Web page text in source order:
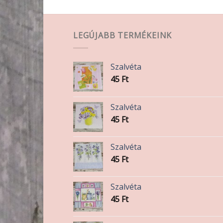
van.
változatok
LEGÚJABB TERMÉKEINK
Szalvéta
45 Ft
Szalvéta
45 Ft
Szalvéta
45 Ft
Szalvéta
45 Ft